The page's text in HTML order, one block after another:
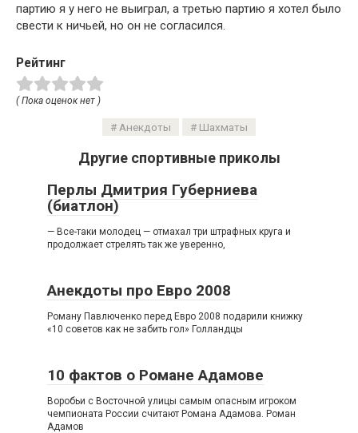
партию я у него не выиграл, а третью партию я хотел было
свести к ничьей, но он не согласился.
Рейтинг
( Пока оценок нет )
Анекдоты Шахматы
Другие спортивные приколы
Перлы Дмитрия Губерниева
(биатлон)
— Все-таки молодец — отмахал три штрафных круга и
продолжает стрелять так же уверенно,
Анекдоты про Евро 2008
Роману Павлюченко перед Евро 2008 подарили книжку
«10 советов как не забить гол» Голландцы
10 фактов о Романе Адамове
Воробьи с Восточной улицы самым опасным игроком
чемпионата России считают Романа Адамова. Роман
Адамов